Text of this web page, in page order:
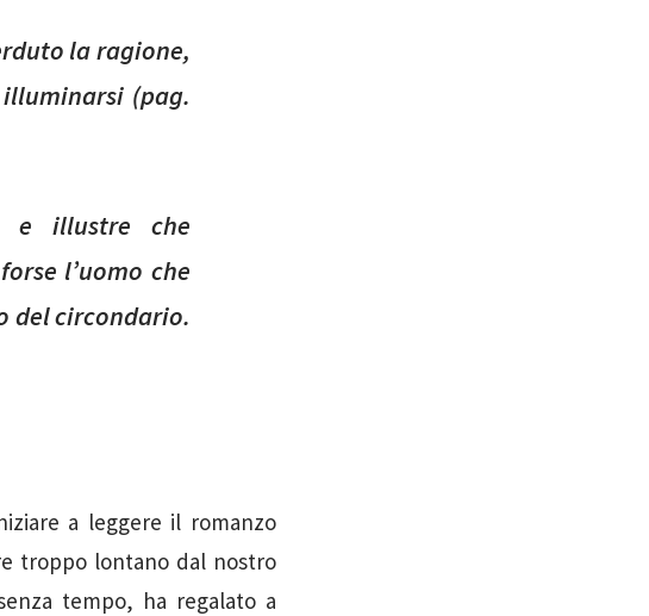
la ragione,
(pag.
e illustre che
l’uomo che
del circondario.
a leggere il romanzo
troppo lontano dal nostro
tempo, ha regalato a